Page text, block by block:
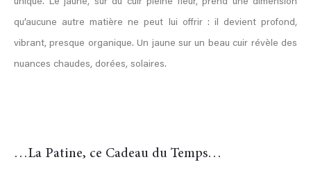
unique. Le jaune, sur du cuir pleine fleur, prend une dimension
qu’aucune autre matière ne peut lui offrir : il devient profond,
vibrant, presque organique. Un jaune sur un beau cuir révèle des
nuances chaudes, dorées, solaires.
…La Patine, ce Cadeau du Temps…